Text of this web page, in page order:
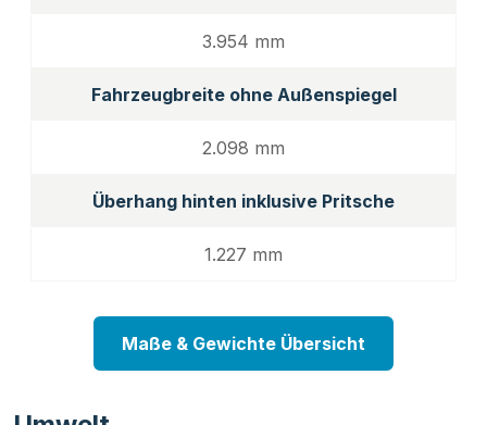
3.954 mm
Fahrzeugbreite ohne Außenspiegel
2.098 mm
Überhang hinten inklusive Pritsche
1.227 mm
Maße & Gewichte Übersicht